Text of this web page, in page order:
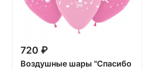
720 ₽
Воздушные шары "Спасибо